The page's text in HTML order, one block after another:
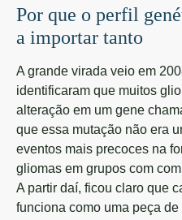
Por que o perfil
a importar tanto
A grande virada veio em
identificaram que muitos
alteração em um gene
que essa mutação não era
eventos mais precoces na
gliomas em grupos com
A partir daí, ficou claro que
funciona como uma peça